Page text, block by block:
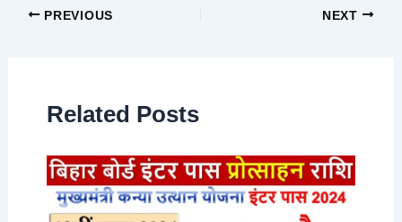
PREVIOUS NEXT
Related Posts